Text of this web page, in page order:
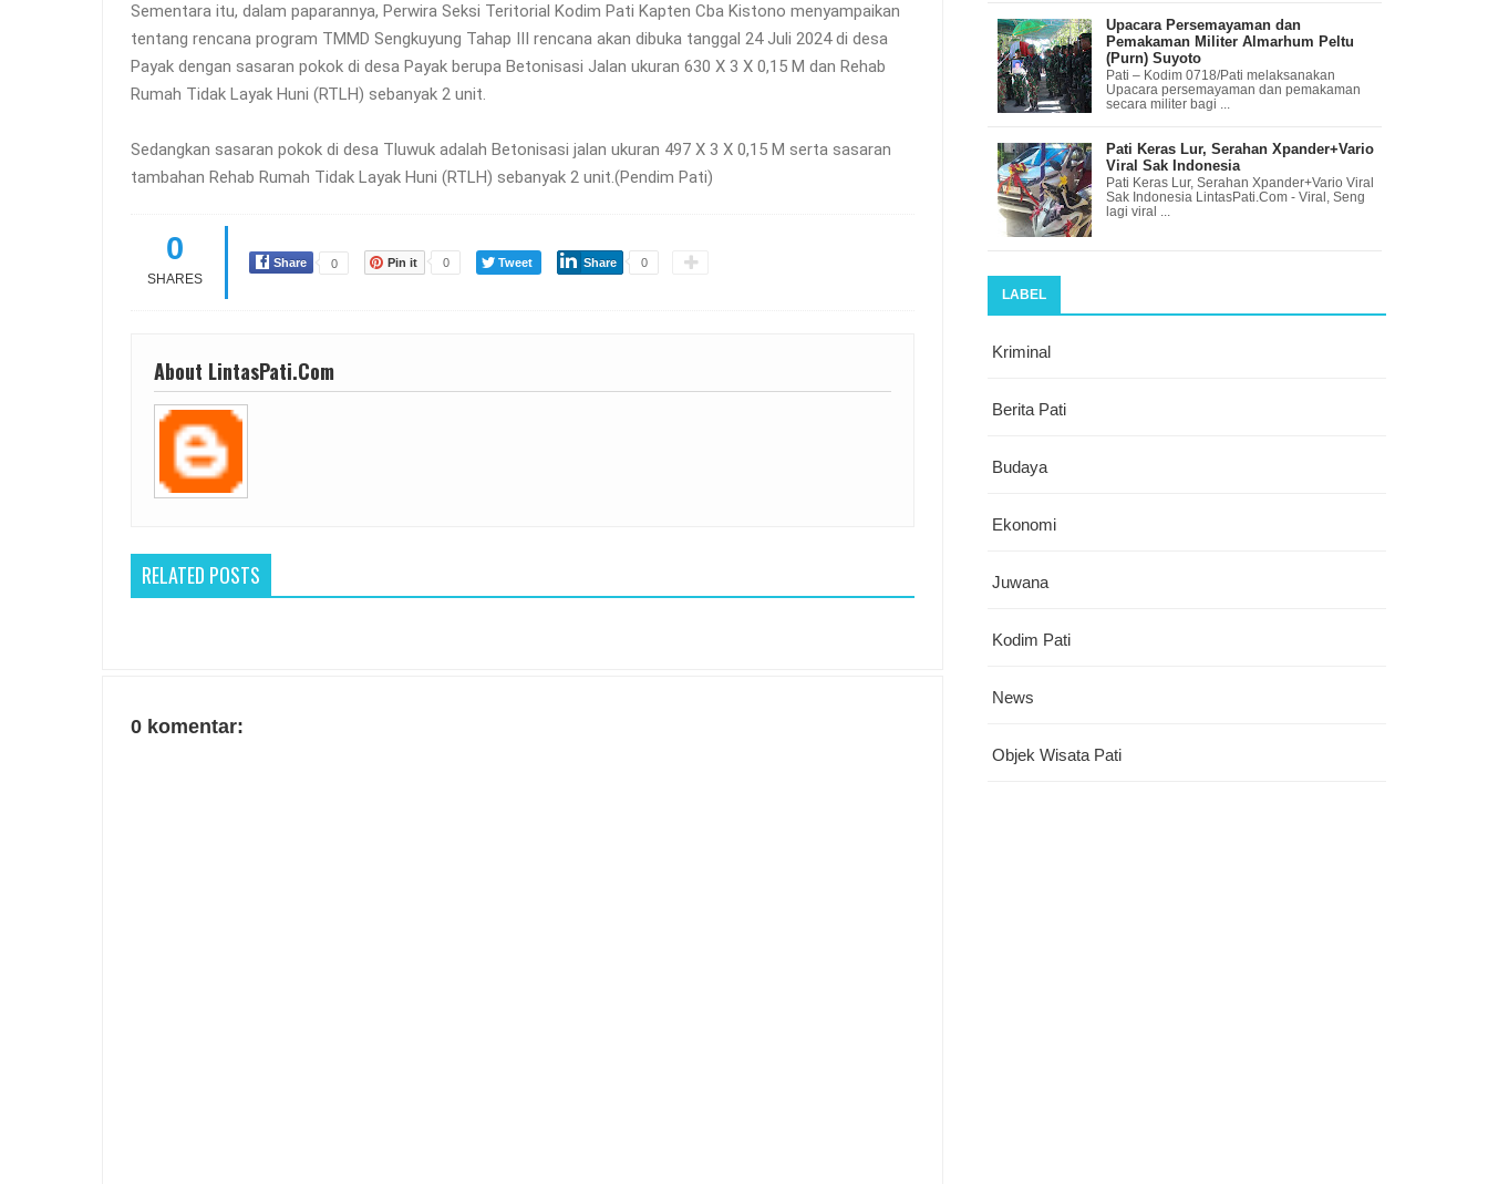
Sementara itu, dalam paparannya, Perwira Seksi Teritorial Kodim Pati Kapten Cba Kistono menyampaikan
tentang rencana program TMMD Sengkuyung Tahap III rencana akan dibuka tanggal 24 Juli 2024 di desa
Payak dengan sasaran pokok di desa Payak berupa Betonisasi Jalan ukuran 630 X 3 X 0,15 M dan Rehab
Rumah Tidak Layak Huni (RTLH) sebanyak 2 unit.
Sedangkan sasaran pokok di desa Tluwuk adalah Betonisasi jalan ukuran 497 X 3 X 0,15 M serta sasaran
tambahan Rehab Rumah Tidak Layak Huni (RTLH) sebanyak 2 unit.(Pendim Pati)
0
SHARES
Share 0 Pin it 0 Tweet Share 0
About LintasPati.Com
RELATED POSTS
0 komentar:
Upacara Persemayaman dan
Pemakaman Militer Almarhum Peltu
(Purn) Suyoto
Pati – Kodim 0718/Pati melaksanakan
Upacara persemayaman dan pemakaman
secara militer bagi ...
Pati Keras Lur, Serahan Xpander+Vario
Viral Sak Indonesia
Pati Keras Lur, Serahan Xpander+Vario Viral
Sak Indonesia LintasPati.Com - Viral, Seng
lagi viral ...
LABEL
Kriminal
Berita Pati
Budaya
Ekonomi
Juwana
Kodim Pati
News
Objek Wisata Pati